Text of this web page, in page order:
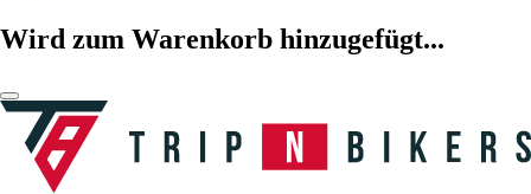
Wird zum Warenkorb hinzugefügt...